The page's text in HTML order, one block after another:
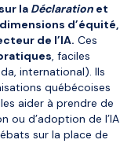
la Déclaration et
d’équité,
de l’IA. Ces
, faciles
international). Ils
québécoises
aider à prendre de
ou d’adoption de l’IA
sur la place de